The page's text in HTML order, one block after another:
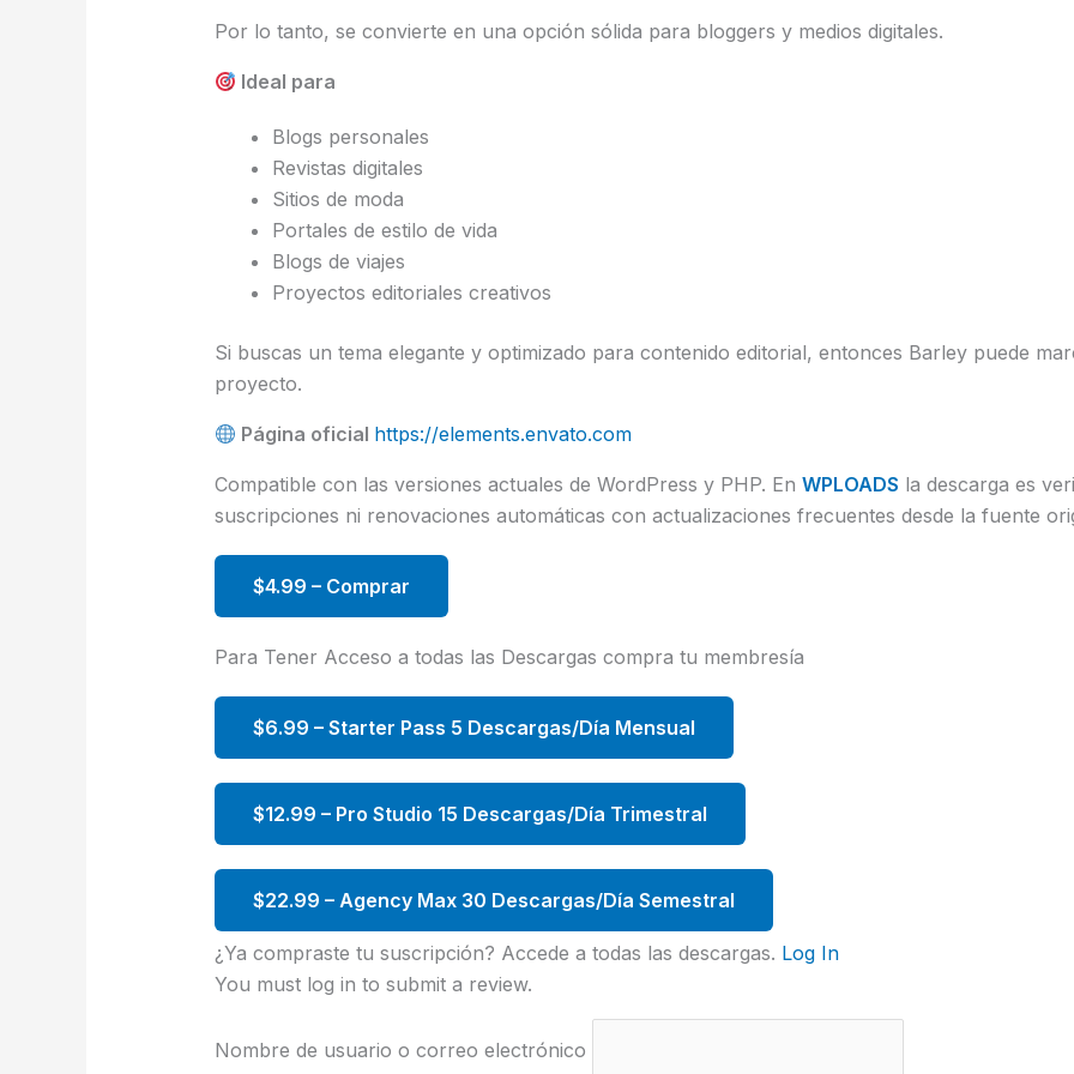
Por lo tanto, se convierte en una opción sólida para bloggers y medios digitales.
Ideal para
Blogs personales
Revistas digitales
Sitios de moda
Portales de estilo de vida
Blogs de viajes
Proyectos editoriales creativos
Si buscas un tema elegante y optimizado para contenido editorial, entonces Barley puede
proyecto.
Página oficial https://elements.envato.com
Compatible con las versiones actuales de WordPress y PHP. En WPLOADS la descarga es
suscripciones ni renovaciones automáticas con actualizaciones frecuentes desde la fuente
$4.99 – Comprar
Para Tener Acceso a todas las Descargas compra tu membresía
$6.99 – Starter Pass 5 Descargas/Día Mensual
$12.99 – Pro Studio 15 Descargas/Día Trimestral
$22.99 – Agency Max 30 Descargas/Día Semestral
¿Ya compraste tu suscripción? Accede a todas las descargas. Log In
You must log in to submit a review.
Nombre de usuario o correo electrónico